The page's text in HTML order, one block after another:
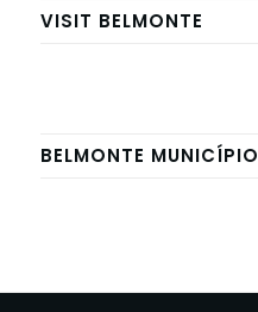
VISIT BELMONTE
BELMONTE MUNICÍPIO